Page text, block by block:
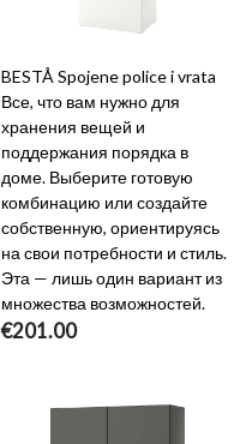
BESTÅ Spojene police i vrata
Все, что вам нужно для
хранения вещей и
поддержания порядка в
доме. Выберите готовую
комбинацию или создайте
собственную, ориентируясь
на свои потребности и стиль.
Эта — лишь один вариант из
множества возможностей.
€201.00